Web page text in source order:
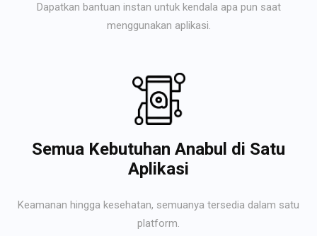
Dapatkan bantuan instan untuk kendala apa pun saat
menggunakan aplikasi.
Semua Kebutuhan Anabul di Satu
Aplikasi
Keamanan hingga kesehatan, semuanya tersedia dalam satu
platform.